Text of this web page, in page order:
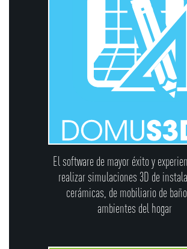
El software de mayor éxito y
realizar simulaciones 3D de
cerámicas, de mobiliario de
ambientes del hogar